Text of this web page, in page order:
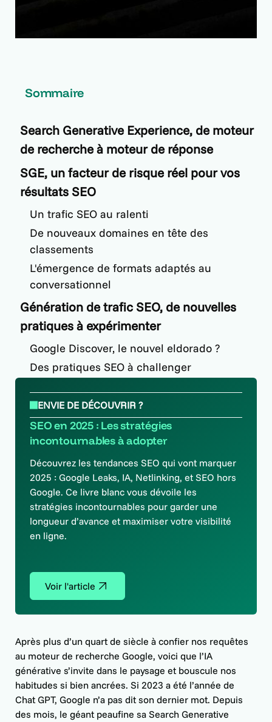
Après plus d’un quart de siècle à confier nos requêtes
au moteur de recherche Google, voici que l’IA
générative s’invite dans le paysage et bouscule nos
habitudes si bien ancrées. Si 2023 a été l’année de
Chat GPT, Google n’a pas dit son dernier mot. Depuis
des mois, le géant peaufine sa Search Generative
Sommaire
Search Generative Experience, de moteur
de recherche à moteur de réponse
SGE, un facteur de risque réel pour vos
résultats SEO
Un trafic SEO au ralenti
De nouveaux domaines en tête des
classements
L'émergence de formats adaptés au
conversationnel
Génération de trafic SEO, de nouvelles
pratiques à expérimenter
Google Discover, le nouvel eldorado ?
Des pratiques SEO à challenger
ENVIE DE DÉCOUVRIR ?
SEO en 2025 : Les stratégies
incontournables à adopter
Découvrez les tendances SEO qui vont marquer
2025 : Google Leaks, IA, Netlinking, et SEO hors
Google. Ce livre blanc vous dévoile les
stratégies incontournables pour garder une
longueur d’avance et maximiser votre visibilité
en ligne.
Voir l'article